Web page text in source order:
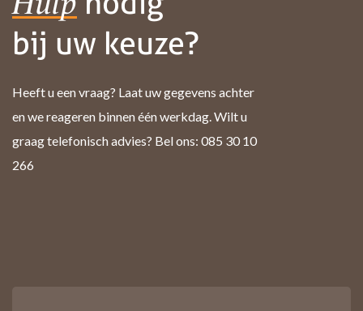
bij uw keuze?
Heeft u een vraag? Laat uw gegevens achter
en we reageren binnen één werkdag. Wilt u
graag telefonisch advies? Bel ons: 085 30 10
266